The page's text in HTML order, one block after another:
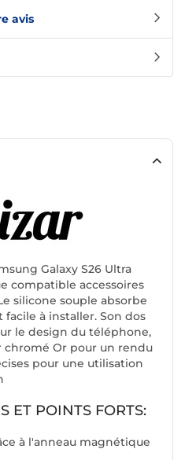
avis
Galaxy S26 Ultra
compatible accessoires
silicone souple absorbe
à installer. Son dos
le design du téléphone,
chromé Or pour un rendu
pour une utilisation
ET POINTS FORTS:
à l'anneau magnétique